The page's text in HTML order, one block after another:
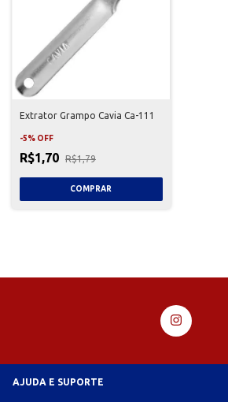
Extrator Grampo Cavia Ca-111
-5% OFF
R$1,70 R$1,79
AJUDA E SUPORTE